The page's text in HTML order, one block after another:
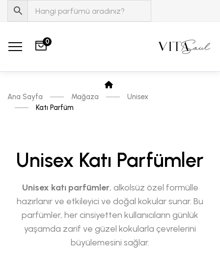
0
Ana Sayfa Mağaza
Unisex
Katı Parfüm
Unisex Katı Parfümler
Unisex katı parfümler, alkolsüz özel formülle
hazırlanır ve etkileyici ve doğal kokular sunar. Bu
parfümler, her cinsiyetten kullanıcıların günlük
yaşamda zarif ve güzel kokularla çevrelerini
büyülemesini sağlar.